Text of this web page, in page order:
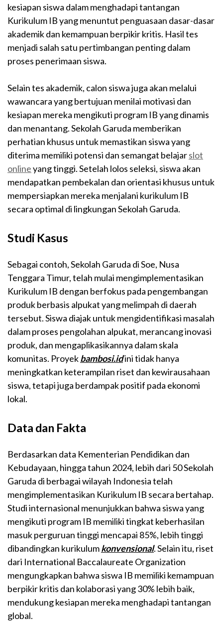
kesiapan siswa dalam menghadapi tantangan
Kurikulum IB yang menuntut penguasaan dasar-dasar
akademik dan kemampuan berpikir kritis. Hasil tes
menjadi salah satu pertimbangan penting dalam
proses penerimaan siswa.
Selain tes akademik, calon siswa juga akan melalui
wawancara yang bertujuan menilai motivasi dan
kesiapan mereka mengikuti program IB yang dinamis
dan menantang. Sekolah Garuda memberikan
perhatian khusus untuk memastikan siswa yang
diterima memiliki potensi dan semangat belajarslot
onlineyang tinggi. Setelah lolos seleksi, siswa akan
mendapatkan pembekalan dan orientasi khusus untuk
mempersiapkan mereka menjalani kurikulum IB
secara optimal di lingkungan Sekolah Garuda.
Studi Kasus
Sebagai contoh, Sekolah Garuda di Soe, Nusa
Tenggara Timur, telah mulai mengimplementasikan
Kurikulum IB dengan berfokus pada pengembangan
produk berbasis alpukat yang melimpah di daerah
tersebut. Siswa diajak untuk mengidentifikasi masalah
dalam proses pengolahan alpukat, merancang inovasi
produk, dan mengaplikasikannya dalam skala
komunitas. Proyekbambosi.idini tidak hanya
meningkatkan keterampilan riset dan kewirausahaan
siswa, tetapi juga berdampak positif pada ekonomi
lokal.
Data dan Fakta
Berdasarkan data Kementerian Pendidikan dan
Kebudayaan, hingga tahun 2024, lebih dari 50 Sekolah
Garuda di berbagai wilayah Indonesia telah
mengimplementasikan Kurikulum IB secara bertahap.
Studi internasional menunjukkan bahwa siswa yang
mengikuti program IB memiliki tingkat keberhasilan
masuk perguruan tinggi mencapai 85%, lebih tinggi
dibandingkan kurikulumkonvensional. Selain itu, riset
dari International Baccalaureate Organization
mengungkapkan bahwa siswa IB memiliki kemampuan
berpikir kritis dan kolaborasi yang 30% lebih baik,
mendukung kesiapan mereka menghadapi tantangan
global.